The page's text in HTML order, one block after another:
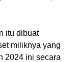
itu dibuat
miliknya yang
2024 ini secara